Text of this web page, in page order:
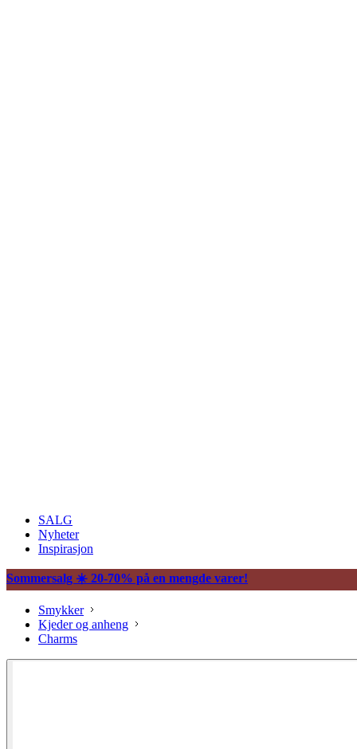
SALG
Nyheter
Inspirasjon
Sommersalg ☀️ 20-70% på en mengde varer!
Smykker
Kjeder og anheng
Charms